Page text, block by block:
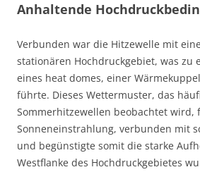
Anhaltende
Verbunden war die Hitzewelle mit
stationären Hochdruckgebiet, was zu
eines heat domes, einer
führte. Dieses Wettermuster, das
Sommerhitzewellen beobachtet wird,
Sonneneinstrahlung, verbunden mit
und begünstigte somit die starke
Westflanke des Hochdruckgebietes